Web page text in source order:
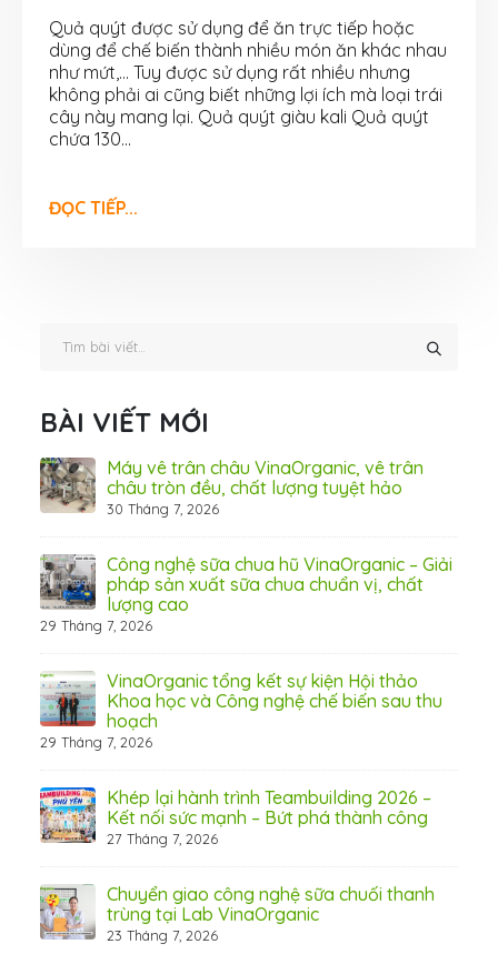
Quả quýt được sử dụng để ăn trực tiếp hoặc
dùng để chế biến thành nhiều món ăn khác nhau
như mứt,... Tuy được sử dụng rất nhiều nhưng
không phải ai cũng biết những lợi ích mà loại trái
cây này mang lại. Quả quýt giàu kali Quả quýt
chứa 130...
ĐỌC TIẾP...
BÀI VIẾT MỚI
Máy vê trân châu VinaOrganic, vê trân
châu tròn đều, chất lượng tuyệt hảo
30 Tháng 7, 2026
Công nghệ sữa chua hũ VinaOrganic – Giải
pháp sản xuất sữa chua chuẩn vị, chất
lượng cao
29 Tháng 7, 2026
VinaOrganic tổng kết sự kiện Hội thảo
Khoa học và Công nghệ chế biến sau thu
hoạch
29 Tháng 7, 2026
Khép lại hành trình Teambuilding 2026 –
Kết nối sức mạnh – Bứt phá thành công
27 Tháng 7, 2026
Chuyển giao công nghệ sữa chuối thanh
trùng tại Lab VinaOrganic
23 Tháng 7, 2026